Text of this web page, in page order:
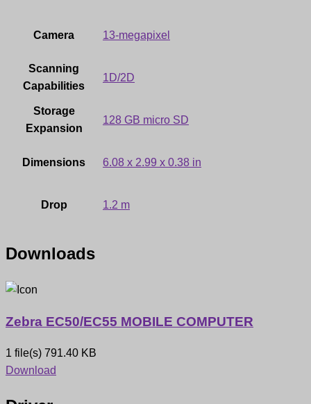
Camera 13-megapixel
Scanning
Capabilities
1D/2D
Storage
Expansion
128 GB micro SD
Dimensions 6.08 x 2.99 x 0.38 in
Drop 1.2 m
Downloads
Zebra EC50/EC55 MOBILE COMPUTER
1 file(s) 791.40 KB
Download